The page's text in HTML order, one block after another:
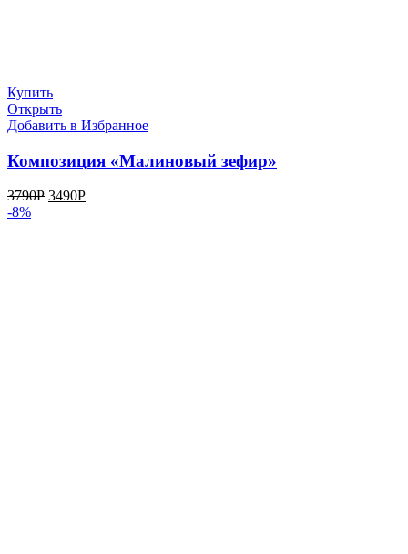
Купить
Открыть
Добавить в Избранное
Композиция «Малиновый зефир»
3790Р 3490Р
-8%